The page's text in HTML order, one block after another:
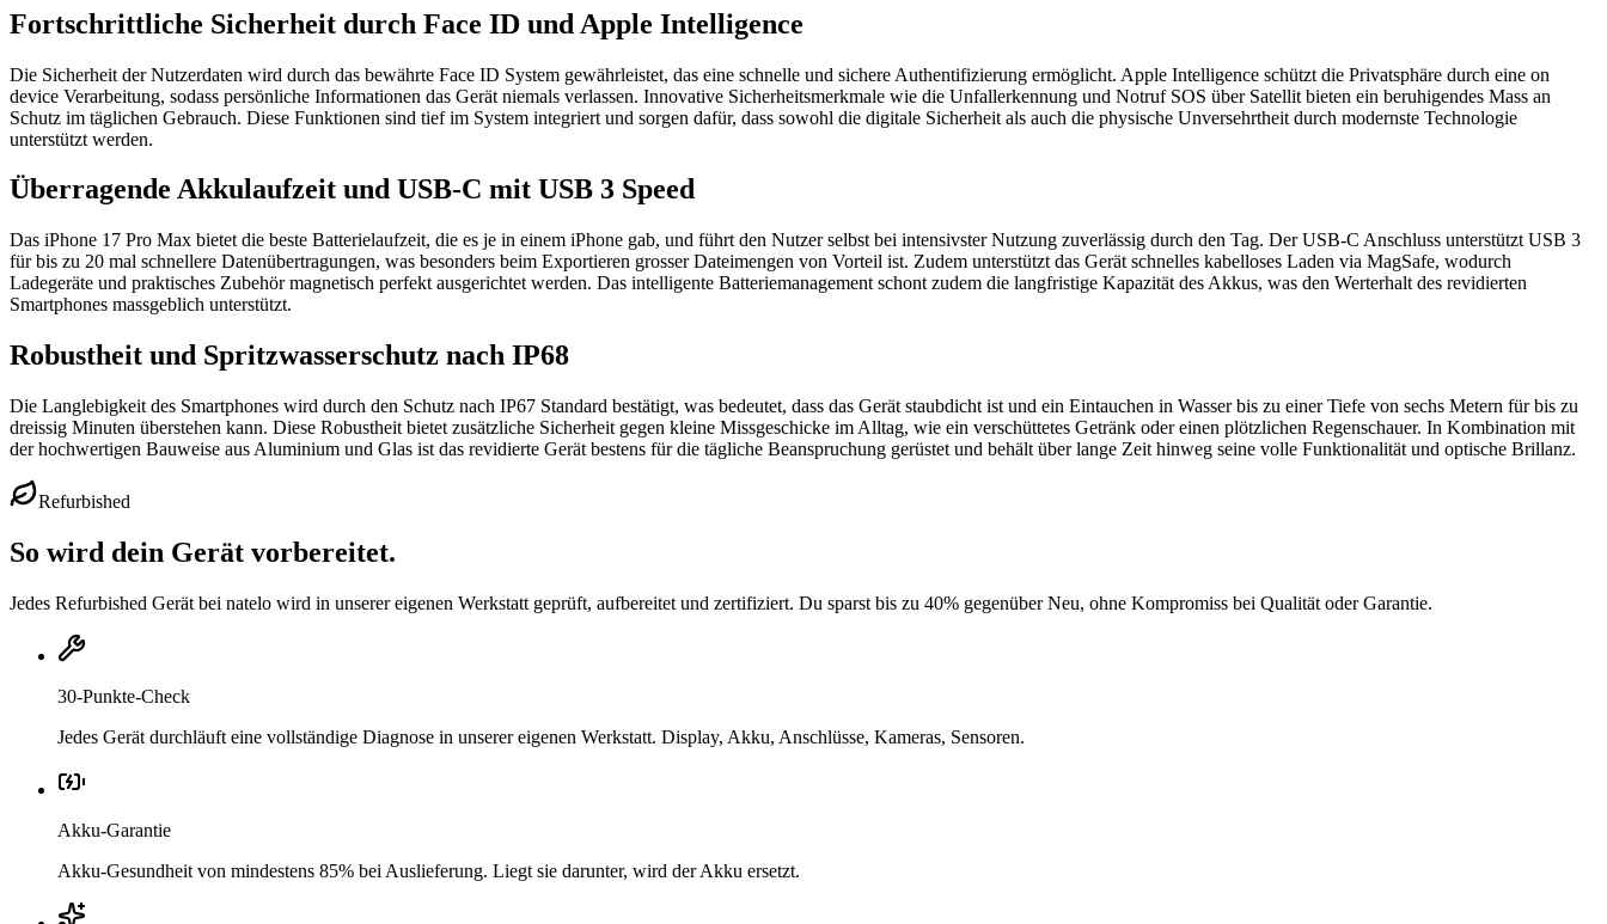
Fortschrittliche Sicherheit durch Face ID und Apple Intelligence
Die Sicherheit der Nutzerdaten wird durch das bewährte Face ID System gewährleistet, das eine schnelle und sichere Authentifizierung ermöglicht. Apple Intelligence schützt die Privatsphäre durch eine on
device Verarbeitung, sodass persönliche Informationen das Gerät niemals verlassen. Innovative Sicherheitsmerkmale wie die Unfallerkennung und Notruf SOS über Satellit bieten ein beruhigendes Mass an
Schutz im täglichen Gebrauch. Diese Funktionen sind tief im System integriert und sorgen dafür, dass sowohl die digitale Sicherheit als auch die physische Unversehrtheit durch modernste Technologie
unterstützt werden.
Überragende Akkulaufzeit und USB-C mit USB 3 Speed
Das iPhone 17 Pro Max bietet die beste Batterielaufzeit, die es je in einem iPhone gab, und führt den Nutzer selbst bei intensivster Nutzung zuverlässig durch den Tag. Der USB-C Anschluss unterstützt USB 3
für bis zu 20 mal schnellere Datenübertragungen, was besonders beim Exportieren grosser Dateimengen von Vorteil ist. Zudem unterstützt das Gerät schnelles kabelloses Laden via MagSafe, wodurch
Ladegeräte und praktisches Zubehör magnetisch perfekt ausgerichtet werden. Das intelligente Batteriemanagement schont zudem die langfristige Kapazität des Akkus, was den Werterhalt des revidierten
Smartphones massgeblich unterstützt.
Robustheit und Spritzwasserschutz nach IP68
Die Langlebigkeit des Smartphones wird durch den Schutz nach IP67 Standard bestätigt, was bedeutet, dass das Gerät staubdicht ist und ein Eintauchen in Wasser bis zu einer Tiefe von sechs Metern für bis zu
dreissig Minuten überstehen kann. Diese Robustheit bietet zusätzliche Sicherheit gegen kleine Missgeschicke im Alltag, wie ein verschüttetes Getränk oder einen plötzlichen Regenschauer. In Kombination mit
der hochwertigen Bauweise aus Aluminium und Glas ist das revidierte Gerät bestens für die tägliche Beanspruchung gerüstet und behält über lange Zeit hinweg seine volle Funktionalität und optische Brillanz.
Refurbished
So wird dein Gerät vorbereitet.
Jedes Refurbished Gerät bei natelo wird in unserer eigenen Werkstatt geprüft, aufbereitet und zertifiziert. Du sparst bis zu 40% gegenüber Neu, ohne Kompromiss bei Qualität oder Garantie.
30-Punkte-Check
Jedes Gerät durchläuft eine vollständige Diagnose in unserer eigenen Werkstatt. Display, Akku, Anschlüsse, Kameras, Sensoren.
Akku-Garantie
Akku-Gesundheit von mindestens 85% bei Auslieferung. Liegt sie darunter, wird der Akku ersetzt.